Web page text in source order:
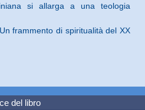
si allarga a una teologia
frammento di spiritualità del XX
del libro